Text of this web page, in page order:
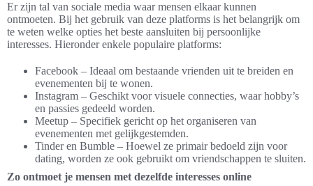
Er zijn tal van sociale media waar mensen elkaar kunnen
ontmoeten. Bij het gebruik van deze platforms is het belangrijk om
te weten welke opties het beste aansluiten bij persoonlijke
interesses. Hieronder enkele populaire platforms:
Facebook – Ideaal om bestaande vrienden uit te breiden en
evenementen bij te wonen.
Instagram – Geschikt voor visuele connecties, waar hobby’s
en passies gedeeld worden.
Meetup – Specifiek gericht op het organiseren van
evenementen met gelijkgestemden.
Tinder en Bumble – Hoewel ze primair bedoeld zijn voor
dating, worden ze ook gebruikt om vriendschappen te sluiten.
Zo ontmoet je mensen met dezelfde interesses online